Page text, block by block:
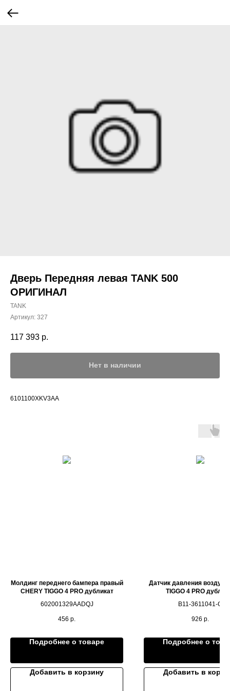
Дверь Передняя левая TANK 500
ОРИГИНАЛ
TANK
Артикул: 327
117 393 р.
Нет в наличии
6101100XKV3AA
Молдинг переднего бампера правый
CHERY TIGGO 4 PRO дубликат
602001329AADQJ
456 р.
Подробнее о товаре
Добавить в корзину
Датчик давления воздуха
TIGGO 4 PRO
B11-3611041-C
926 р.
Подробнее о
Добавить в